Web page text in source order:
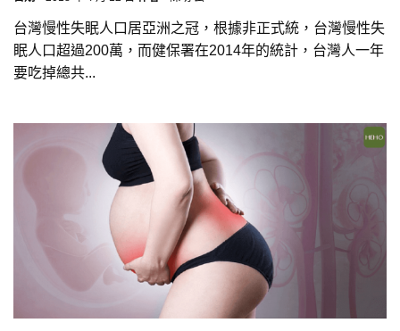
台灣慢性失眠人口居亞洲之冠，根據非正式統，台灣慢性失
眠人口超過200萬，而健保署在2014年的統計，台灣人一年
要吃掉總共...